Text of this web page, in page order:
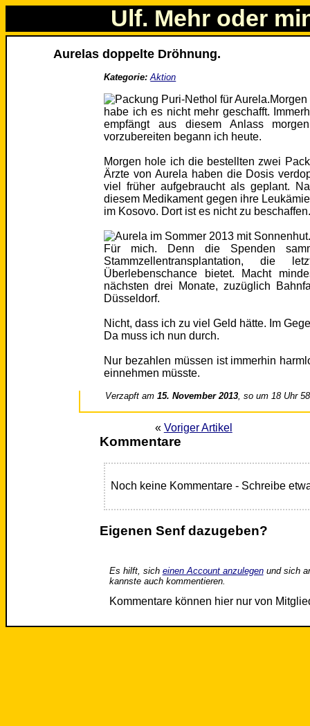
Ulf. Mehr oder
Aurelas doppelte Dröhnung.
Kategorie: Aktion
habe ich es nicht mehr geschafft.
empfängt aus diesem Anlass
vorzubereiten begann ich heute.
Morgen hole ich die bestellten zwei
Ärzte von Aurela haben die Dosis
viel früher aufgebraucht als geplant.
diesem Medikament gegen ihre
im Kosovo. Dort ist es nicht zu
Für mich. Denn die Spenden
Stammzellentransplantation, die
Überlebenschance bietet. Macht
nächsten drei Monate, zuzüglich
Düsseldorf.
Nicht, dass ich zu viel Geld hätte. Im
Da muss ich nun durch.
Nur bezahlen müssen ist immerhin
einnehmen müsste.
Verzapft am15. November 2013, so um 18 Uhr 58
« Voriger Artikel
Kommentare
Noch keine Kommentare - Schreibe
Eigenen Senf dazugeben?
Es hilft, sich einen Account anzulegenund sich
kannste auch kommentieren.
Kommentare können hier nur von